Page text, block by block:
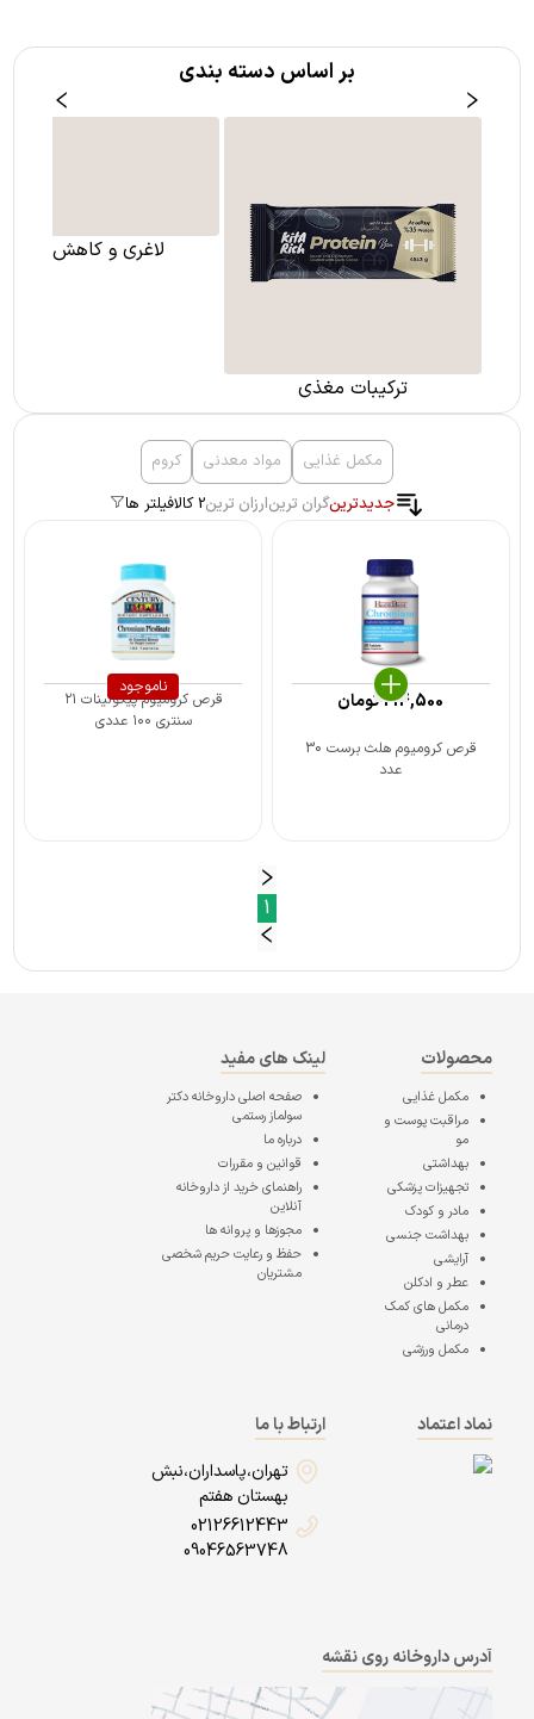
بر اساس دسته بندی
ترکیبات مغذی
مکمل غذایی مواد معدنی
کروم
جدیدترینگران ترینارزان ترین2 کالا فیلتر ها
قرص کرومیوم هلث برست 30
عدد
214,500تومان
ناموجود
قرص کرومیوم پیکولینات ۲۱
سنتری ۱۰۰ عددی
1
محصولات
مکمل غذایی
مراقبت پوست و
مو
بهداشتی
تجهیزات پزشکی
مادر و کودک
بهداشت جنسی
آرایشی
عطر و ادکلن
مکمل های کمک
درمانی
مکمل ورزشی
لینک های مفید
صفحه اصلیداروخانه دکتر
سولماز رستمی
درباره ما
قوانین و مقررات
راهنمای خرید از داروخانه
آنلاین
مجوزها و پروانه ها
حفظ و رعایت حریم شخصی
مشتریان
نماد اعتماد
ارتباط با ما
تهران،پاسداران،نبش
بهستان هفتم
02126612443
09046563748
آدرس داروخانه روی نقشه